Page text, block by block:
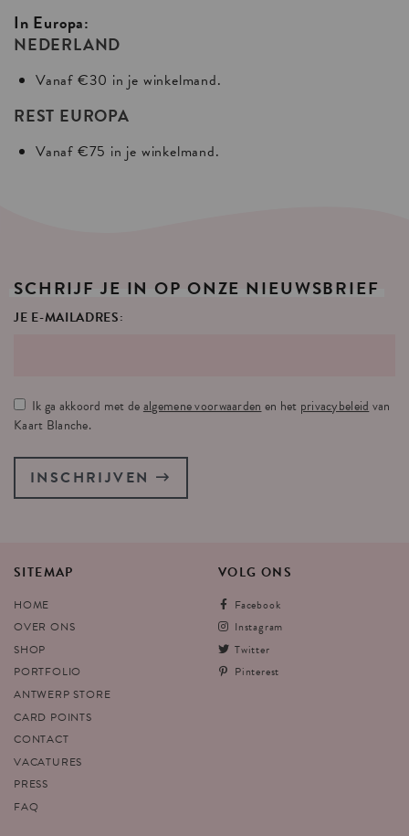
In Europa:
NEDERLAND
Vanaf €30 in je winkelmand.
REST EUROPA
Vanaf €75 in je winkelmand.
SCHRIJF JE IN OP ONZE NIEUWSBRIEF
JE E-MAILADRES:
Ik ga akkoord met dealgemene voorwaarden en het privacybeleid van
Kaart Blanche.
INSCHRIJVEN
SITEMAP
HOME
OVER ONS
SHOP
PORTFOLIO
ANTWERP STORE
CARD POINTS
CONTACT
VACATURES
PRESS
FAQ
VOLG ONS
Facebook
Instagram
Twitter
Pinterest